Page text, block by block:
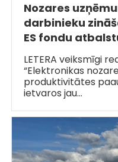
Nozares
darbinieku
ES fondu
LETERA veiksmīgi
“Elektronikas
produktivitātes
ietvaros jau…